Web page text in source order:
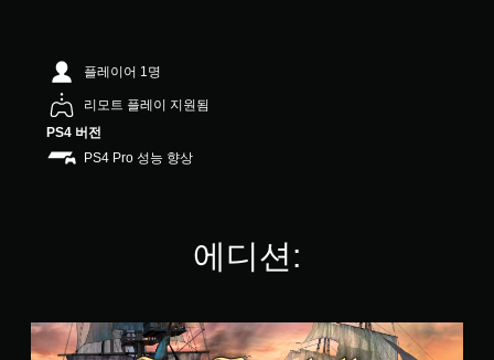
별
중
평
균
3
플레이어 1명
리모트 플레이 지원됨
PS4 버전
PS4 Pro 성능 향상
에디션:
S
t